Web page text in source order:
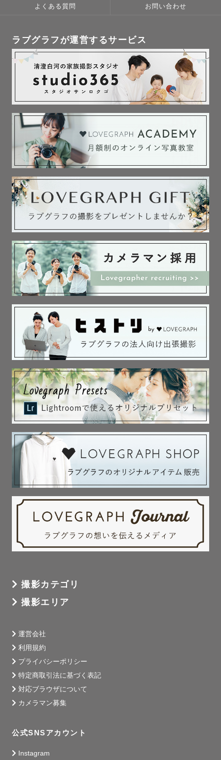
よくある質問 お問い合わせ
ラブグラフが運営するサービス
撮影カテゴリ
撮影エリア
運営会社
利用規約
プライバシーポリシー
特定商取引法に基づく表記
対応ブラウザについて
カメラマン募集
公式SNSアカウント
Instagram